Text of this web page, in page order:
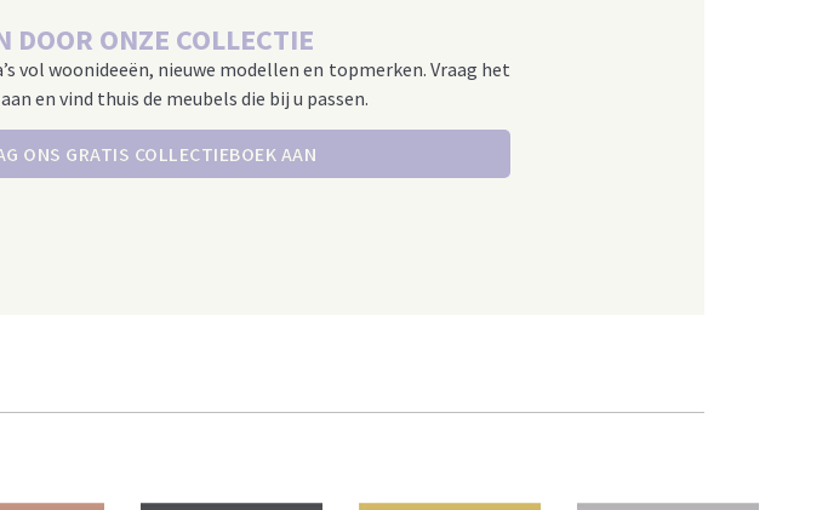
DOOR ONZE COLLECTIE
vol woonideeën, nieuwe modellen en topmerken. Vraag het
en vind thuis de meubels die bij u passen.
ONS GRATIS COLLECTIEBOEK AAN